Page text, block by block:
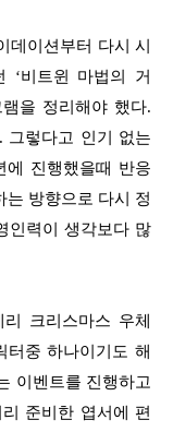
데이션부터 다시 시
‘비트윈 마법의 거
을 정리해야 했다.
그렇다고 인기 없는
에 진행했을때 반응
는 방향으로 다시 정
인력이 생각보다 많
크리스마스 우체
터중 하나이기도 해
이벤트를 진행하고
준비한 엽서에 편